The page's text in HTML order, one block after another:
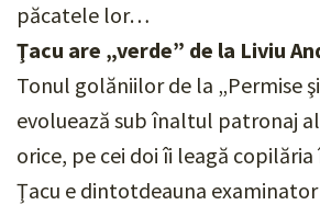
păcatele lor…
Ţacu are „verde” de la Liviu
Tonul golăniilor de la „Permise
evoluează sub înaltul patronaj
orice, pe cei doi îi leagă
Ţacu e dintotdeauna examinator